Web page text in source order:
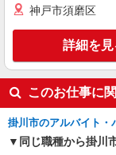
神戸市須磨区
詳細を見
このお仕事に
掛川市のアルバイト・
同じ職種から掛川